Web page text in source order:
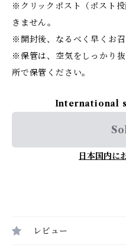
※クリックポスト（ポスト
きません。
※開封後、なるべく早くお召
※保管は、空気をしっかり
所で保管ください。
International
日本国内に
レビュー